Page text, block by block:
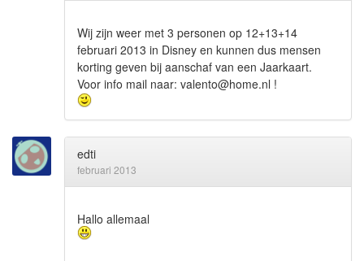
Wij zijn weer met 3 personen op 12+13+14
februari 2013 in Disney en kunnen dus mensen
korting geven bij aanschaf van een Jaarkaart.
Voor info mail naar: valento@home.nl !
edti
februari 2013
Hallo allemaal